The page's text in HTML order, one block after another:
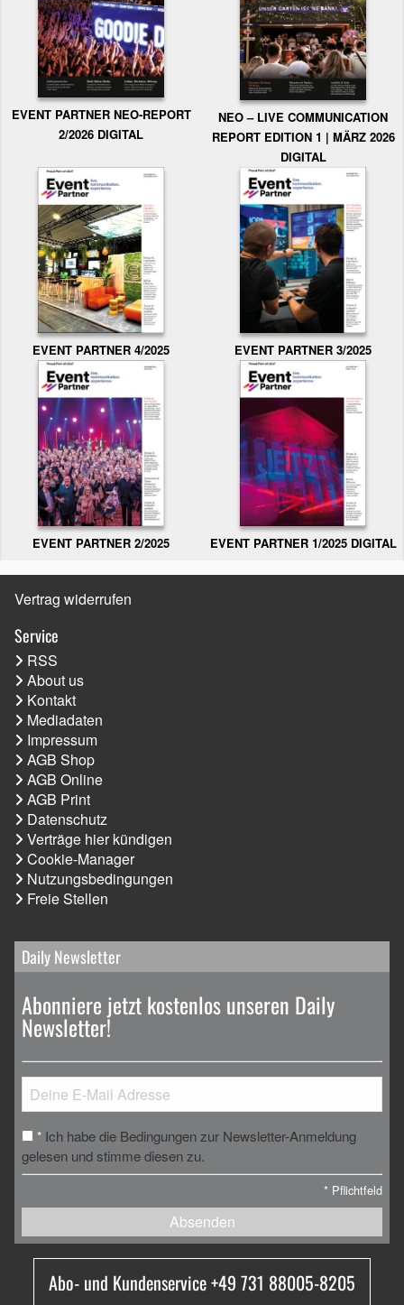
EVENT PARTNER NEO-REPORT
2/2026 DIGITAL
NEO – LIVE COMMUNICATION
REPORT EDITION 1 | MÄRZ 2026
DIGITAL
EVENT PARTNER 4/2025 EVENT PARTNER 3/2025
EVENT PARTNER 2/2025 EVENT PARTNER 1/2025 DIGITAL
Vertrag widerrufen
Service
RSS
About us
Kontakt
Mediadaten
Impressum
AGB Shop
AGB Online
AGB Print
Datenschutz
Verträge hier kündigen
Cookie-Manager
Nutzungsbedingungen
Freie Stellen
Daily Newsletter
Abonniere jetzt kostenlos unseren Daily
Newsletter!
* Ich habe die Bedingungen zur Newsletter-Anmeldung
gelesen und stimme diesen zu.
* Pflichtfeld
Absenden
Abo- und Kundenservice +49 731 88005-8205